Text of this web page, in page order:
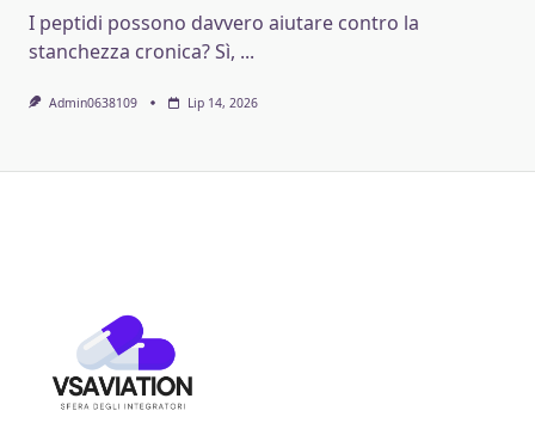
I peptidi possono davvero aiutare contro la
stanchezza cronica? Sì, ...
Admin0638109 Lip 14, 2026